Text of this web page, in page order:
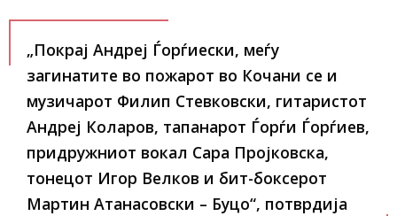
„Покрај Андреј Ѓорѓиески, меѓу
загинатите во пожарот во Кочани се и
музичарот Филип Стевковски, гитаристот
Андреј Коларов, тапанарот Ѓорѓи Ѓорѓиев,
придружниот вокал Сара Пројковска,
тонецот Игор Велков и бит-боксерот
Мартин Атанасовски – Буцо“, потврдија